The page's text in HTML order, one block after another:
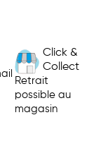
Click &
Collect
Retrait
possible au
magasin